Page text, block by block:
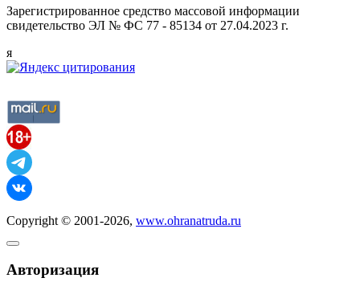
Зарегистрированное средство массовой информации
свидетельство ЭЛ № ФС 77 - 85134 от 27.04.2023 г.
я
Copyright © 2001-2026, www.ohranatruda.ru
Авторизация